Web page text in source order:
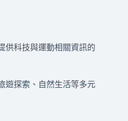
供科技與運動相關資訊的
遊探索、自然生活等多元